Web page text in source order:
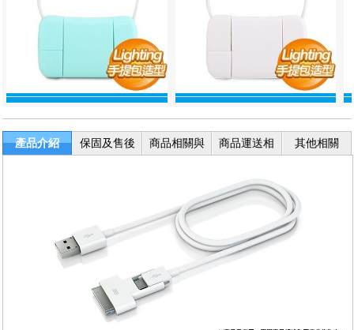
產品介紹
保固及售後
商品相關與
商品運送相
其他相關